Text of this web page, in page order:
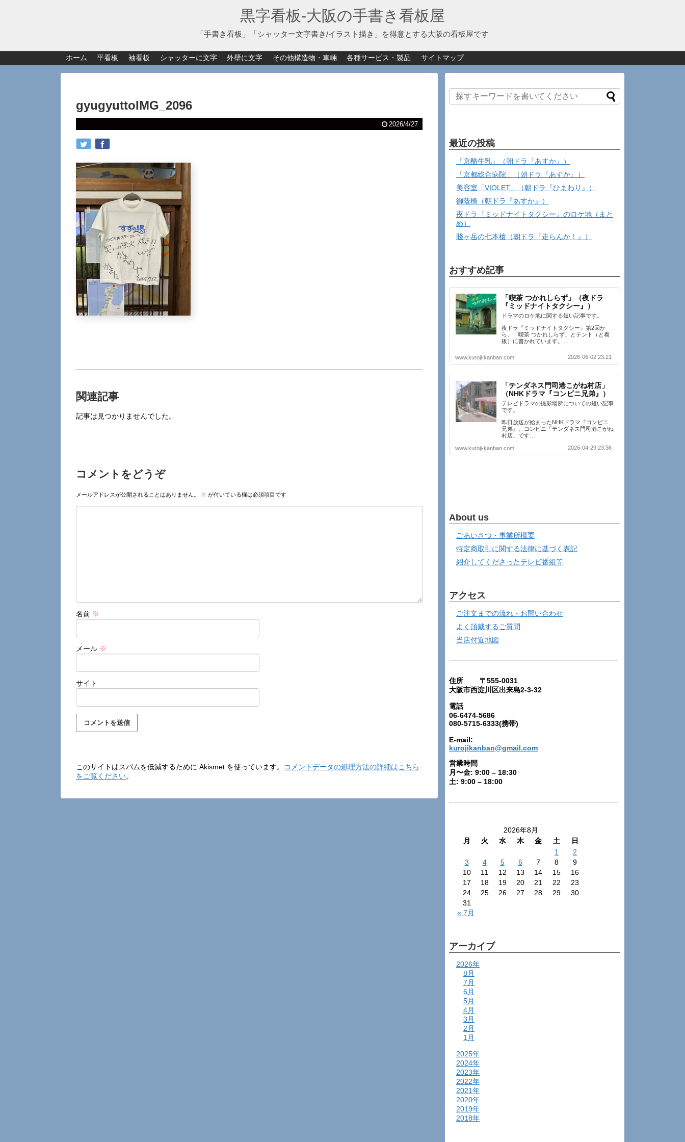
黒字看板‐大阪の手書き看板屋
「手書き看板」「シャッター文字書き/イラスト描き」を得意とする大阪の看板屋です
ホーム 平看板 袖看板 シャッターに文字 外壁に文字 その他構造物・車輛 各種サービス・製品 サイトマップ
gyugyuttoIMG_2096
2026/4/27
関連記事
記事は見つかりませんでした。
コメントをどうぞ
メールアドレスが公開されることはありません。 ※ が付いている欄は必須項目です
名前 ※
メール ※
サイト
このサイトはスパムを低減するために Akismet を使っています。
コメントデータの処理方法の詳細はこちら
をご覧ください。
最近の投稿
「京酪牛乳」（朝ドラ『あすか』）
「京都総合病院」（朝ドラ『あすか』）
美容室「VIOLET」（朝ドラ『ひまわり』）
御蔭橋（朝ドラ『あすか』）
夜ドラ『ミッドナイトタクシー』のロケ地（まと
め）
賤ヶ岳の七本槍（朝ドラ『走らんか！』）
おすすめ記事
「喫茶 つかれしらず」（夜ドラ
『ミッドナイトタクシー』）
ドラマのロケ地に関する短い記事です。
夜ドラ『ミッドナイトタクシー』第2回か
ら。「喫茶 つかれしらず」とテント（と看
板）に書かれています。…
www.kuroji-kanban.com 2026-06-02 23:21
「テンダネス門司港こがね村店」
（NHKドラマ『コンビニ兄弟』）
テレビドラマの撮影場所についての短い記事
です。
昨日放送が始まったNHKドラマ『コンビニ
兄弟』。コンビニ「テンダネス門司港こがね
村店」です…
www.kuroji-kanban.com 2026-04-29 23:36
About us
ごあいさつ・事業所概要
特定商取引に関する法律に基づく表記
紹介してくださったテレビ番組等
アクセス
ご注文までの流れ・お問い合わせ
よく頂戴するご質問
当店付近地図
住所 〒555-0031
大阪市西淀川区出来島2-3-32
電話
06-6474-5686
080-5715-6333(携帯)
E-mail:
kurojikanban@gmail.com
営業時間
月〜金: 9:00 – 18:30
土: 9:00 – 18:00
2026年8月
月
火 水 木 金 土
日
1
2
3
4 5 6 7 8
9
10
11 12 13 14 15
16
17
18 19 20 21 22
23
24
25 26 27 28 29
30
31
« 7月
アーカイブ
2026年
8月
7月
6月
5月
4月
3月
2月
1月
2025年
2024年
2023年
2022年
2021年
2020年
2019年
2018年